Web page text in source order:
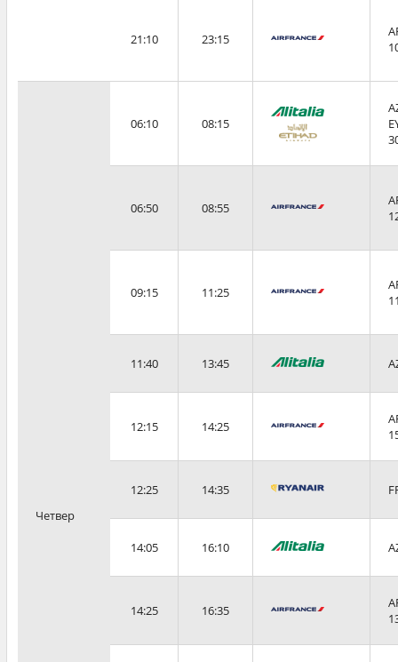
21:10 23:15
Четвер
06:10 08:15
06:50 08:55
09:15 11:25
11:40 13:45
12:15 14:25
12:25 14:35
14:05 16:10
14:25 16:35